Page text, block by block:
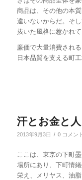
商品は、その他の本
違いないからだ。そ
抜いた風格に惹かれ
廉価で大量消費され
日本品質を支える町
汗とお金と人
2013年9月3日 / 0 コメント
ここは、東京の下町
場所にあり、下町情
栄え、メリヤス、油